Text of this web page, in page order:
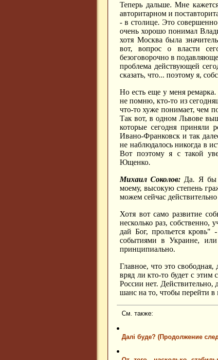
Теперь дальше. Мне
авторитарном и
- в столице. Это
очень хорошо понимал
хотя Москва была
вот, вопрос о власти
безоговорочно в
проблема действующей
сказать, что... поэтому я,
Но есть еще у меня
не помню, кто-то из
что-то хуже понимает, чем
Так вот, в одном Львове
которые сегодня приняли
Ивано-Франковск и так
не наблюдалось никогда в
Вот поэтому я с такой
Ющенко.
Михаил Соколов: Да. Я бы
моему, высокую степень
можем сейчас
Хотя вот само развитие
несколько раз, собственно,
дай Бог, прольется кровь"
событиями в Украине,
принципиально.
Главное, что это свободная,
вряд ли кто-то будет с
России нет.
шанс на то, чтобы перейти в
См. также:
Далi буде? (Продолжение